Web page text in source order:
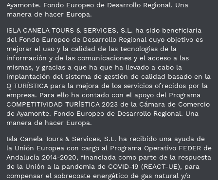
Ayamonte. Fondo Europeo de Desarrollo Regional. Una
manera de hacer Europa.
ISLA CANELA TOURS & SERVICES, S.L. ha sido beneficiaria
del Fondo Europeo de Desarrollo Regional cuyo objetivo es
mejorar el uso y la calidad de las tecnologías de la
información y de las comunicaciones y el acceso a las
mismas, y gracias a que ha que ha llevado a cabo la
implantación del sistema de gestión de calidad basado en la
Q TURÍSTICA para la mejora de los servicios ofrecidos por la
empresa. Para ello ha contado con el apoyo del Programa
COMPETITIVIDAD TURÍSTICA 2023 de la Cámara de Comercio
de Ayamonte. Fondo Europeo de Desarrollo Regional. Una
manera de hacer Europa.
Isla Canela Tours & Services, S.L. ha recibido una ayuda de
la Unión Europea con cargo al Programa Operativo FEDER de
Andalucía 2014-2020, financiada como parte de la respuesta
de la Unión a la pandemia de COVID-19 (REACT-UE), para
compensar el sobrecoste energético de gas natural y/o